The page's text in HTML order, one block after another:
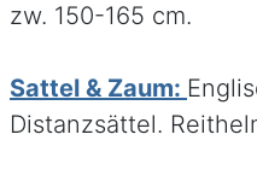
zw. 150-165 cm.
Sattel & Zaum:
Distanzsättel.